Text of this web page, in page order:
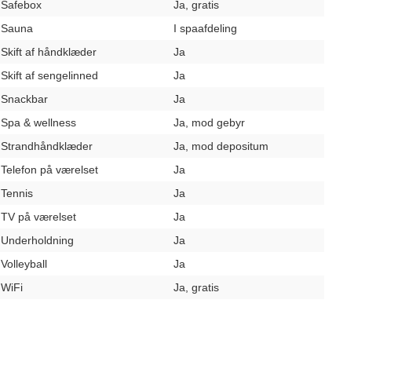
Safebox
Ja, gratis
Sauna
I spaafdeling
Skift af håndklæder
Ja
Skift af sengelinned
Ja
Snackbar
Ja
Spa & wellness
Ja, mod gebyr
Strandhåndklæder
Ja, mod depositum
Telefon på værelset
Ja
Tennis
Ja
TV på værelset
Ja
Underholdning
Ja
Volleyball
Ja
WiFi
Ja, gratis